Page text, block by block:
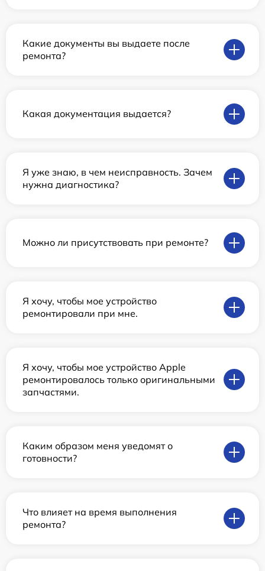
Какие документы вы выдаете после
ремонта?
Какая документация выдается?
Я уже знаю, в чем неисправность. Зачем
нужна диагностика?
Можно ли присутствовать при ремонте?
Я хочу, чтобы мое устройство
ремонтировали при мне.
Я хочу, чтобы мое устройство Apple
ремонтировалось только оригинальными
запчастями.
Каким образом меня уведомят о
готовности?
Что влияет на время выполнения
ремонта?